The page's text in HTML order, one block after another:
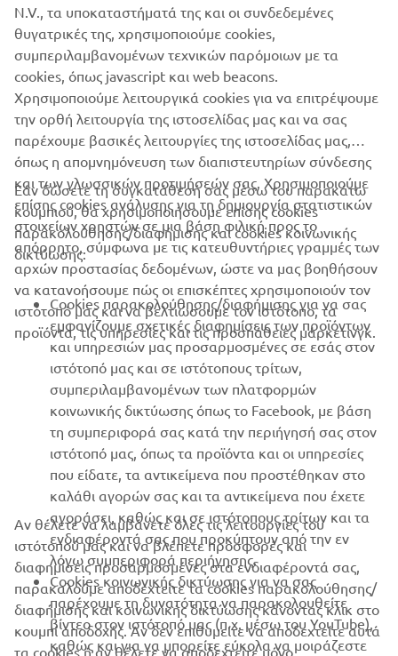
ΕΤΑΙΡΕΊΑ
B2B
ΠΕΡΙΣΣΌΤΕΡΑ YAMAHA
SUPPORT
ΕΝΗΜΕΡΩΤΙΚΟ ΔΕΛΤΙΟ
Γίνετε ο πρώτος που θα μάθετε για τις τελευταίες προσφορές, τις
ειδικές εκδηλώσεις, τις νέες κυκλοφορίες και πολλά άλλα
ΕΓΓΡΑΦΉ
Διαβάστε την Πολιτική Απορρήτου μας για να μάθετε πώς
επεξεργαζόμαστε τα προσωπικά σας δεδομένα:Πολιτική
N.V., τα υποκαταστήματά της και οι συνδεδεμένες
θυγατρικές της, χρησιμοποιούμε cookies,
συμπεριλαμβανομένων τεχνικών παρόμοιων με τα
cookies, όπως javascript και web beacons.
Χρησιμοποιούμε λειτουργικά cookies για να επιτρέψουμε
την ορθή λειτουργία της ιστοσελίδας μας και να σας
παρέχουμε βασικές λειτουργίες της ιστοσελίδας μας,
όπως η απομνημόνευση των διαπιστευτηρίων σύνδεσης
και των γλωσσικών προτιμήσεών σας. Χρησιμοποιούμε
επίσης cookies ανάλυσης για τη δημιουργία στατιστικών
στοιχείων χρηστών σε μια βάση φιλική προς το
απόρρητο, σύμφωνα με τις κατευθυντήριες γραμμές των
αρχών προστασίας δεδομένων, ώστε να μας βοηθήσουν
να κατανοήσουμε πώς οι επισκέπτες χρησιμοποιούν τον
ιστότοπό μας και να βελτιώσουμε τον ιστότοπο, τα
προϊόντα, τις υπηρεσίες και τις προσπάθειες μάρκετινγκ.
Εάν δώσετε τη συγκατάθεσή σας μέσω του παρακάτω
κουμπιού, θα χρησιμοποιήσουμε επίσης cookies
παρακολούθησης/διαφήμισης και cookies κοινωνικής
δικτύωσης:
Cookies παρακολούθησης/διαφήμισης για να σας
εμφανίζουμε σχετικές διαφημίσεις των προϊόντων
και υπηρεσιών μας προσαρμοσμένες σε εσάς στον
ιστότοπό μας και σε ιστότοπους τρίτων,
συμπεριλαμβανομένων των πλατφορμών
κοινωνικής δικτύωσης όπως το Facebook, με βάση
τη συμπεριφορά σας κατά την περιήγησή σας στον
ιστότοπό μας, όπως τα προϊόντα και οι υπηρεσίες
που είδατε, τα αντικείμενα που προστέθηκαν στο
καλάθι αγορών σας και τα αντικείμενα που έχετε
αγοράσει, καθώς και σε ιστότοπους τρίτων και τα
ενδιαφέροντά σας που προκύπτουν από την εν
λόγω συμπεριφορά περιήγησης.
Cookies κοινωνικής δικτύωσης για να σας
παρέχουμε τη δυνατότητα να παρακολουθείτε
βίντεο στον ιστότοπό μας (π.χ. μέσω του YouTube),
καθώς και για να μπορείτε εύκολα να μοιράζεστε
Αν θέλετε να λαμβάνετε όλες τις λειτουργίες του
ιστότοπού μας και να βλέπετε προσφορές και
διαφημίσεις προσαρμοσμένες στα ενδιαφέροντά σας,
παρακαλούμε αποδεχτείτε τα cookies παρακολούθησης/
διαφήμισης και κοινωνικής δικτύωσης κάνοντας κλικ στο
κουμπί αποδοχής. Αν δεν επιθυμείτε να αποδεχτείτε αυτά
τα cookies ή αν θέλετε να αποδεχτείτε μόνο